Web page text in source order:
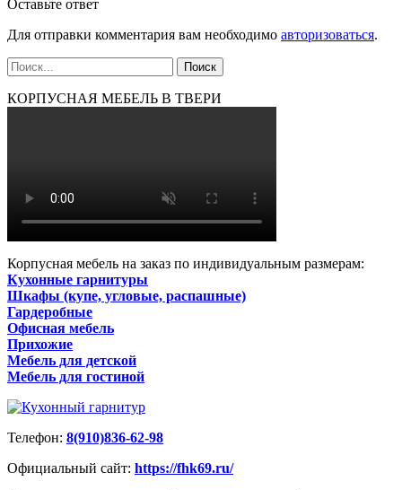
Оставьте ответ
Для отправки комментария вам необходимо авторизоваться.
КОРПУСНАЯ МЕБЕЛЬ В ТВЕРИ
Корпусная мебель на заказ по индивидуальным размерам:
Кухонные гарнитуры
Шкафы (купе, угловые, распашные)
Гардеробные
Офисная мебель
Прихожие
Мебель для детской
Мебель для гостиной
Телефон: 8(910)836-62-98
Официальный сайт: https://fhk69.ru/